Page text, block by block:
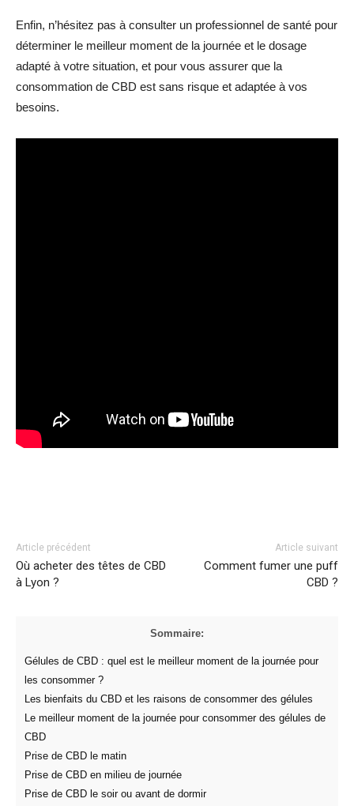
Enfin, n’hésitez pas à consulter un professionnel de santé pour
déterminer le meilleur moment de la journée et le dosage
adapté à votre situation, et pour vous assurer que la
consommation de CBD est sans risque et adaptée à vos
besoins.
Article précédent
Où acheter des têtes de CBD
à Lyon ?
Article suivant
Comment fumer une puff
CBD ?
Sommaire:
Gélules de CBD : quel est le meilleur moment de la journée pour
les consommer ?
Les bienfaits du CBD et les raisons de consommer des gélules
Le meilleur moment de la journée pour consommer des gélules de
CBD
Prise de CBD le matin
Prise de CBD en milieu de journée
Prise de CBD le soir ou avant de dormir